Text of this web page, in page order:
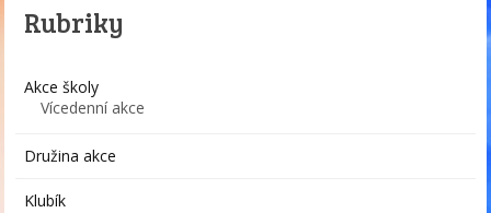
Rubriky
Akce školy
Vícedenní akce
Družina akce
Klubík